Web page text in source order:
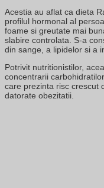
Acestia au aflat ca dieta
profilul hormonal al
foame si greutate mai
slabire controlata. S-a
din sange, a lipidelor si a
Potrivit nutritionistilor,
concentrarii
care prezinta risc crescut
datorate obezitatii.